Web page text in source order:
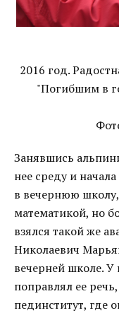
2016 год.
"Погибшим в
Занявшись
нее среду и
в вечернюю
математикой, но
взялся такой же
Николаевич
вечерней школе. У
поправлял ее
пединститут, где